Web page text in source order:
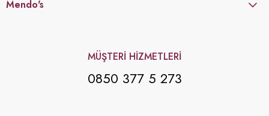
Mendo's
MÜŞTERİ HİZMETLERİ
0850 377 5 273